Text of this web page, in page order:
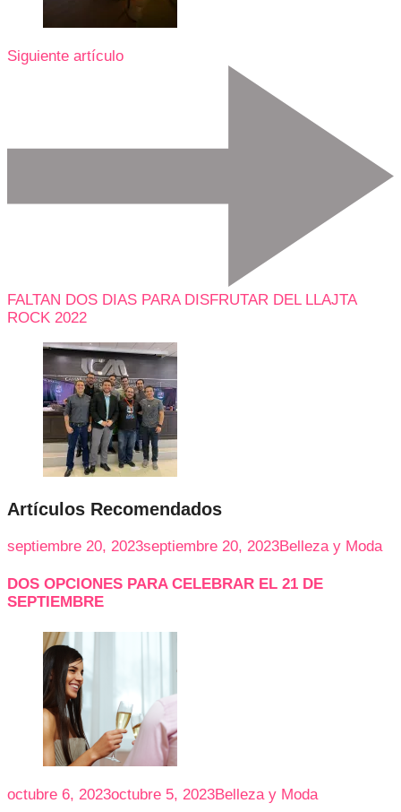
Siguiente artículo
FALTAN DOS DIAS PARA DISFRUTAR DEL LLAJTA
ROCK 2022
Artículos Recomendados
septiembre 20, 2023septiembre 20, 2023Belleza y Moda
DOS OPCIONES PARA CELEBRAR EL 21 DE
SEPTIEMBRE
octubre 6, 2023octubre 5, 2023Belleza y Moda